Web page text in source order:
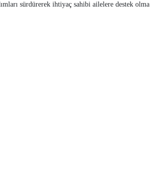
sürdürerek ihtiyaç sahibi ailelere destek olma